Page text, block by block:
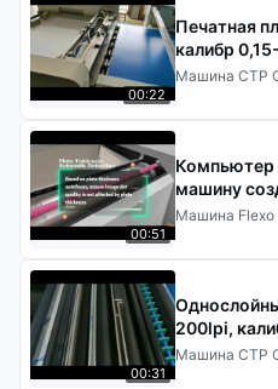
00:22
Печатная
калибр
Машина CTP
00:51
Компьютер
машину
печатного
Машина Flexo
00:31
200lpi,
Машина CTP